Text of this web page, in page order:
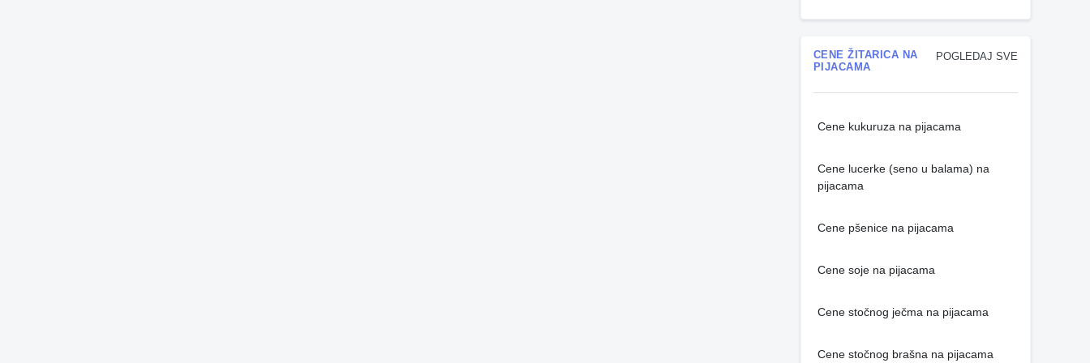
POGLEDAJ SVE
CENE ŽITARICA NA
PIJACAMA
Cene kukuruza na pijacama
Cene lucerke (seno u balama) na
pijacama
Cene pšenice na pijacama
Cene soje na pijacama
Cene stočnog ječma na pijacama
Cene stočnog brašna na pijacama